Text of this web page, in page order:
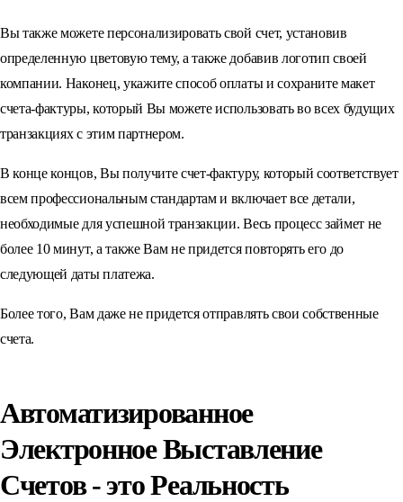
Вы также можете персонализировать свой счет, установив
определенную цветовую тему, а также добавив логотип своей
компании. Наконец, укажите способ оплаты и сохраните макет
счета-фактуры, который Вы можете использовать во всех будущих
транзакциях с этим партнером.
В конце концов, Вы получите счет-фактуру, который соответствует
всем профессиональным стандартам и включает все детали,
необходимые для успешной транзакции. Весь процесс займет не
более 10 минут, а также Вам не придется повторять его до
следующей даты платежа.
Более того, Вам даже не придется отправлять свои собственные
счета.
Автоматизированное
Электронное Выставление
Счетов - это Реальность